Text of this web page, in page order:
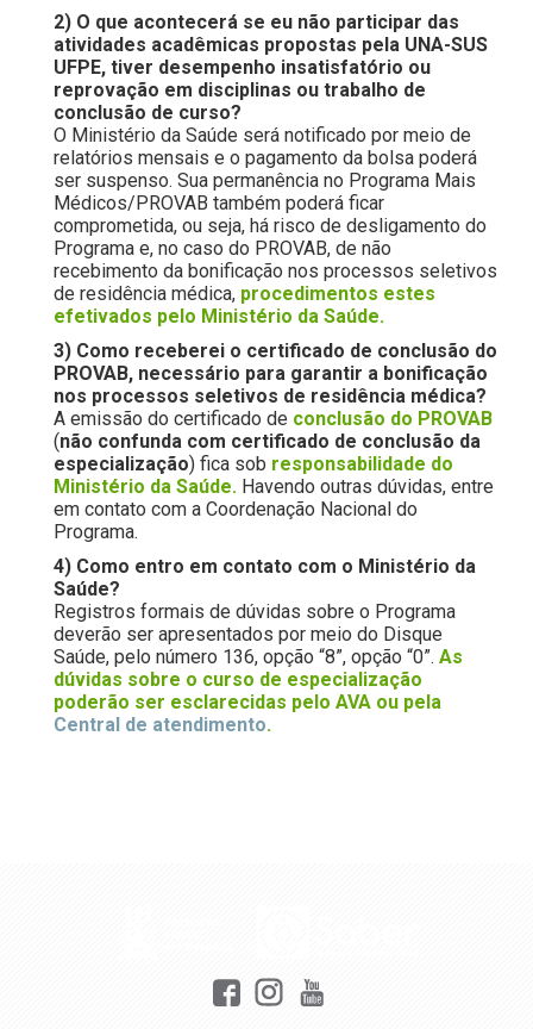
2) O que acontecerá se eu não participar das
atividades acadêmicas propostas pela UNA-SUS
UFPE, tiver desempenho insatisfatório ou
reprovação em disciplinas ou trabalho de
conclusão de curso?
O Ministério da Saúde será notificado por meio de
relatórios mensais e o pagamento da bolsa poderá
ser suspenso. Sua permanência no Programa Mais
Médicos/PROVAB também poderá ficar
comprometida, ou seja, há risco de desligamento do
Programa e, no caso do PROVAB, de não
recebimento da bonificação nos processos seletivos
de residência médica, procedimentos estes
efetivados pelo Ministério da Saúde.
3) Como receberei o certificado de conclusão do
PROVAB, necessário para garantir a bonificação
nos processos seletivos de residência médica?
A emissão do certificado de conclusão do PROVAB
(não confunda com certificado de conclusão da
especialização) fica sob responsabilidade do
Ministério da Saúde. Havendo outras dúvidas, entre
em contato com a Coordenação Nacional do
Programa.
4) Como entro em contato com o Ministério da
Saúde?
Registros formais de dúvidas sobre o Programa
deverão ser apresentados por meio do Disque
Saúde, pelo número 136, opção “8”, opção “0”. As
dúvidas sobre o curso de especialização
poderão ser esclarecidas pelo AVA ou pela
Central de atendimento.